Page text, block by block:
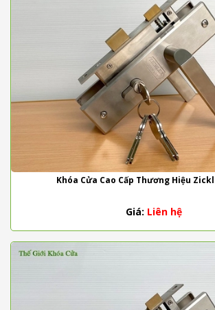
Khóa Cửa Cao Cấp Thương Hiệu
Giá: Liên hệ